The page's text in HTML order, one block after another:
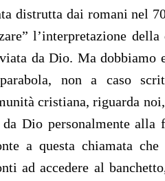
distrutta dai romani nel
l’interpretazione
da Dio. Ma dobbiamo
non a caso
cristiana, riguarda
Dio personalmente alla
a questa chiamata
ad accedere al